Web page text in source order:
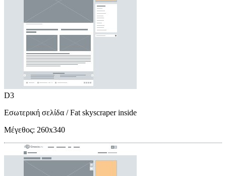
D3
Εσωτερική σελίδα / Fat skyscraper inside
Μέγεθος: 260x340